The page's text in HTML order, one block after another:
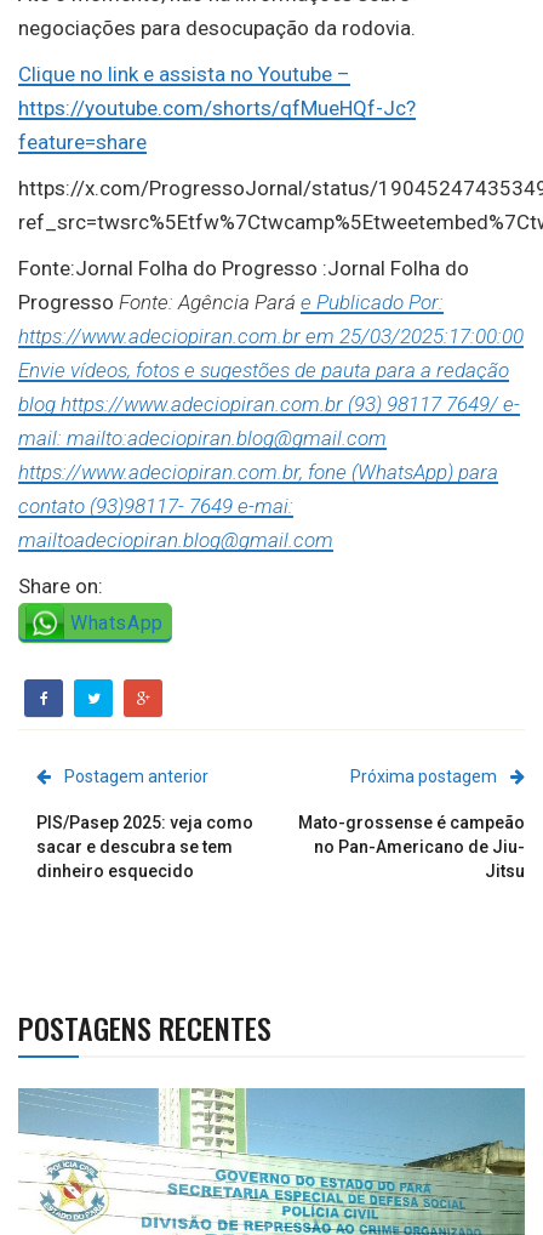
negociações para desocupação da rodovia.
Clique no link e assista no Youtube –
https://youtube.com/shorts/qfMueHQf-Jc?
feature=share
https://x.com/ProgressoJornal/status/
Fonte:Jornal Folha do Progresso :Jornal Folha do
Progresso Fonte: Agência Pará e Publicado Por:
https://www.adeciopiran.com.br em 25/03/2025:17:00:00
Envie vídeos, fotos e sugestões de pauta para a redação
blog https://www.adeciopiran.com.br (93) 98117 7649/ e-
mail: mailto:adeciopiran.blog@gmail.com
https://www.adeciopiran.com.br, fone (WhatsApp) para
contato (93)98117- 7649 e-mai:
mailtoadeciopiran.blog@gmail.com
Share on:
WhatsApp
Postagem anterior
PIS/Pasep 2025: veja como
sacar e descubra se tem
dinheiro esquecido
Próxima postagem
Mato-grossense é campeão
no Pan-Americano de Jiu-
Jitsu
POSTAGENS RECENTES